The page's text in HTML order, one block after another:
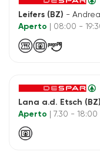
Leifers (BZ) -
Aperto
| 08:00 -
Lana a.d. Etsch (BZ)
Aperto
| 7.30 - 18:00